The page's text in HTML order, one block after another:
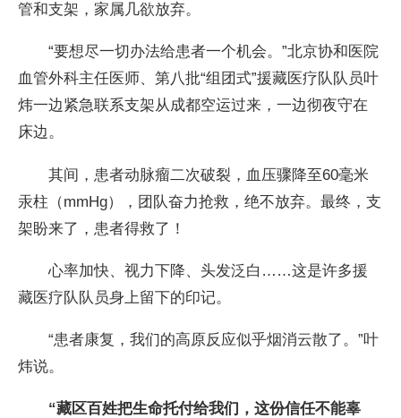
管和支架，家属几欲放弃。
“要想尽一切办法给患者一个机会。”北京协和医院
血管外科主任医师、第八批“组团式”援藏医疗队队员叶
炜一边紧急联系支架从成都空运过来，一边彻夜守在
床边。
其间，患者动脉瘤二次破裂，血压骤降至60毫米
汞柱（mmHg），团队奋力抢救，绝不放弃。最终，支
架盼来了，患者得救了！
心率加快、视力下降、头发泛白……这是许多援
藏医疗队队员身上留下的印记。
“患者康复，我们的高原反应似乎烟消云散了。”叶
炜说。
“藏区百姓把生命托付给我们，这份信任不能辜